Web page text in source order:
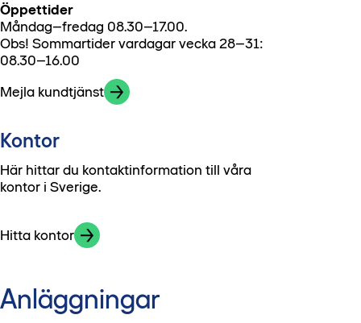
Öppettider
Måndag–fredag 08.30–17.00.
Obs! Sommartider vardagar vecka 28–31:
08.30–16.00
Mejla kundtjänst
Kontor
Här hittar du kontaktinformation till våra
kontor i Sverige.
Hitta kontor
Anläggningar